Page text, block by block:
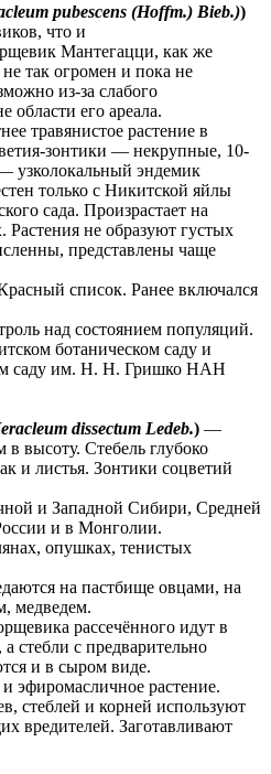
pubescens (Hoffm.) Bieb.))
что и
Мантегацци, как же
так огромен и пока не
из-за слабого
области его ареала.
травянистое растение в
зонтики — некрупные, 10-
узколокальный эндемик
только с Никитской яйлы
сада. Произрастает на
не образуют густых
представлены чаще
список. Ранее включался
над состоянием популяций.
ботаническом саду и
саду им. Н. Н. Гришко НАН
dissectum Ledeb.) —
в высоту. Стебель глубоко
и листья. Зонтики соцветий
и Западной Сибири, Средней
и в Монголии.
опушках, тенистых
на пастбище овцами, на
медведем.
рассечённого идут в
стебли с предварительно
и в сыром виде.
эфиромасличное растение.
стеблей и корней используют
вредителей. Заготавливают